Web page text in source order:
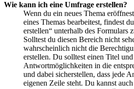
Wie kann ich eine Umfrage erstellen?
Wenn du ein neues Thema
eines Themas bearbeitest, findest
erstellen“ unterhalb des Formulars
Solltest du diesen Bereich nicht
wahrscheinlich nicht die
erstellen. Du solltest einen Titel
Antwortmöglichkeiten in die
und dabei sicherstellen, dass jede
eigenen Zeile steht. Du kannst